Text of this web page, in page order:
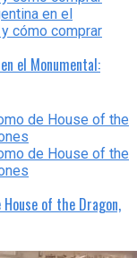
el Monumental:
of the Dragon,